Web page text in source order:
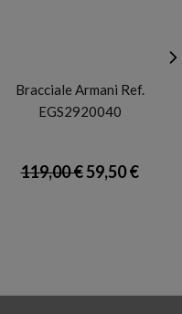
Bracciale Armani Ref.
EGS2920040
119,00 €59,50 €